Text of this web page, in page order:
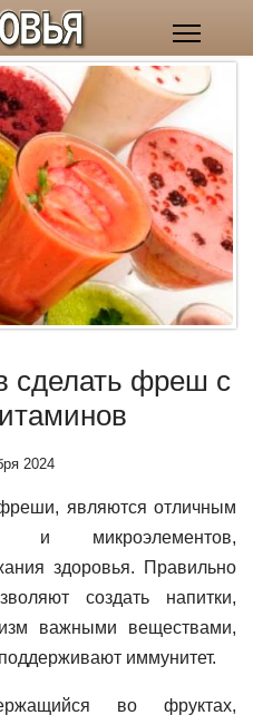
сделать фреш с
2024
являются отличным
и микроэлементов,
здоровья. Правильно
создать напитки,
важными веществами,
иммунитет.
во фруктах,